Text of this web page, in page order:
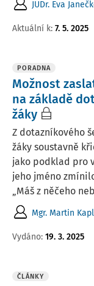
JUDr. Eva
Aktuální k: 7. 5. 2025
PORADNA
Možnost
na základě
žáky
Z dotazníkového
žáky soustavně
jako podklad pro
jeho jméno
„Máš z něčeho
Mgr. Martin
Vydáno: 19. 3. 2025
ČLÁNKY